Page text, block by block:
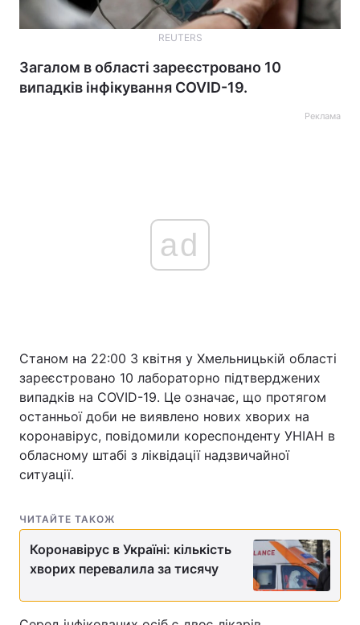
REUTERS
Загалом в області зареєстровано 10
випадків інфікування COVID-19.
Реклама
ad
Станом на 22:00 3 квітня у Хмельницькій області
зареєстровано 10 лабораторно підтверджених
випадків на COVID-19. Це означає, що протягом
останньої доби не виявлено нових хворих на
коронавірус, повідомили кореспонденту УНІАН в
обласному штабі з ліквідації надзвичайної
ситуації.
ЧИТАЙТЕ ТАКОЖ
Коронавірус в Україні: кількість
хворих перевалила за тисячу